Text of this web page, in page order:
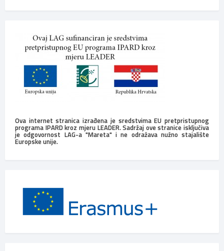
Ova internet stranica izrađena je sredstvima EU pretpristupnog
programa IPARD kroz mjeru LEADER. Sadržaj ove stranice isključiva
je odgovornost LAG-a "Mareta" i ne odražava nužno stajalište
Europske unije.